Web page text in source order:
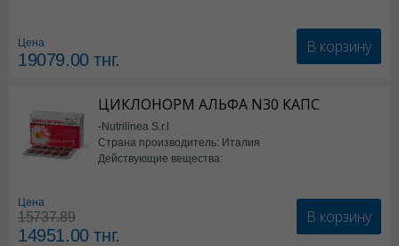
Цена
19079.00тнг.
В корзину
ЦИКЛОНОРМ АЛЬФА N30 КАПС
-Nutrilinea S.r.l
Страна производитель: Италия
Действующие вещества:
Цена
15737.89
14951.00тнг.
В корзину